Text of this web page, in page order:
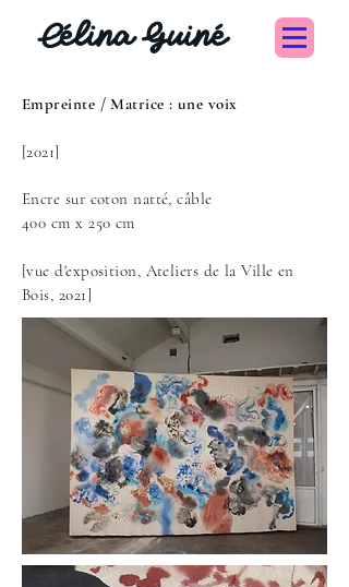
Célina Guiné
Empreinte / Matrice : une voix
[2021]
Encre sur coton natté, câble
400 cm x 250 cm
[vue d'exposition, Ateliers de la Ville en
Bois, 2021]